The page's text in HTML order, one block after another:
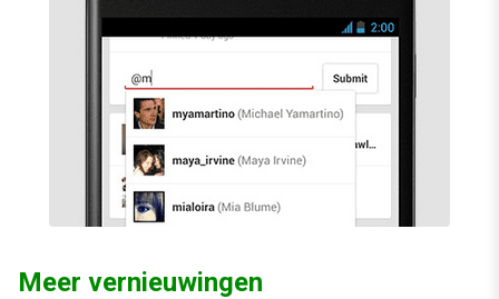
Meer vernieuwingen